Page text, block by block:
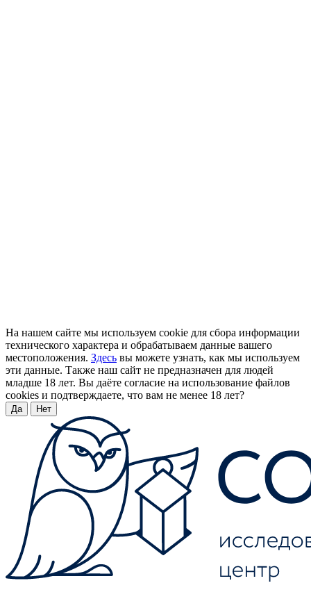
На нашем сайте мы используем cookie для сбора информации
технического характера и обрабатываем данные вашего
местоположения. Здесь вы можете узнать, как мы используем
эти данные. Также наш сайт не предназначен для людей
младше 18 лет. Вы даёте согласие на использование файлов
cookies и подтверждаете, что вам не менее 18 лет?
Да Нет